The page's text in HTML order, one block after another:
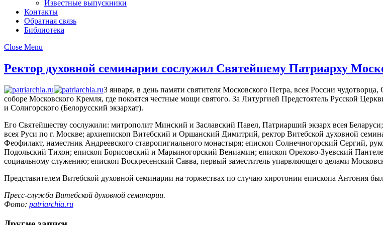
Известные выпускники
Контакты
Обратная связь
Библиотека
Close Menu
Ректор духовной семинарии сослужил Святейшему Патриарху
3 января, в день памяти святителя Московского Петра, всея России
соборе Московского Кремля, где покоятся честные мощи святого. За Литургией Предстоятель Русской
и Солигорского (Белорусский экзархат).
Его Святейшеству сослужили: митрополит Минский и Заславский Павел, Патриарший экзарх всея
всея Руси по г. Москве; архиепископ Витебский и Оршанский Димитрий, ректор Витебской духовной
Феофилакт, наместник Андреевского ставропигиального монастыря; епископ Солнечногорский Сергий,
Подольский Тихон; епископ Борисовский и Марьиногорский Вениамин; епископ Орехово-Зуевский
социальному служению; епископ Воскресенский Савва, первый заместитель упарвляющего делами
Представителем Витебской духовной семинарии на торжествах по случаю хиротонии епископа Антония
Пресс-служба Витебской духовной семинарии.
Фото: patriarchia.ru